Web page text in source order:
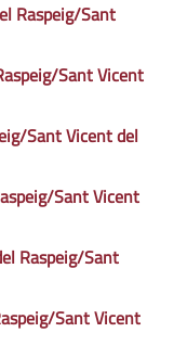
Raspeig/Sant
Sant Vicent
Sant Vicent del
Sant Vicent
Raspeig/Sant
Sant Vicent